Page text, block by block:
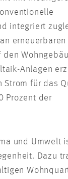
integriert
erneuerbaren
den
Anlagen
Strom für das
Prozent der
und Umwelt
Dazu